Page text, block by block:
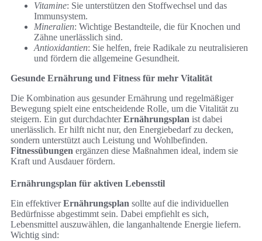
Vitamine: Sie unterstützen den Stoffwechsel und das
Immunsystem.
Mineralien: Wichtige Bestandteile, die für Knochen und
Zähne unerlässlich sind.
Antioxidantien: Sie helfen, freie Radikale zu neutralisieren
und fördern die allgemeine Gesundheit.
Gesunde Ernährung und Fitness für mehr Vitalität
Die Kombination aus gesunder Ernährung und regelmäßiger
Bewegung spielt eine entscheidende Rolle, um die Vitalität zu
steigern. Ein gut durchdachterErnährungsplan ist dabei
unerlässlich. Er hilft nicht nur, den Energiebedarf zu decken,
sondern unterstützt auch Leistung und Wohlbefinden.
Fitnessübungen ergänzen diese Maßnahmen ideal, indem sie
Kraft und Ausdauer fördern.
Ernährungsplan für aktiven Lebensstil
Ein effektiverErnährungsplan sollte auf die individuellen
Bedürfnisse abgestimmt sein. Dabei empfiehlt es sich,
Lebensmittel auszuwählen, die langanhaltende Energie liefern.
Wichtig sind: